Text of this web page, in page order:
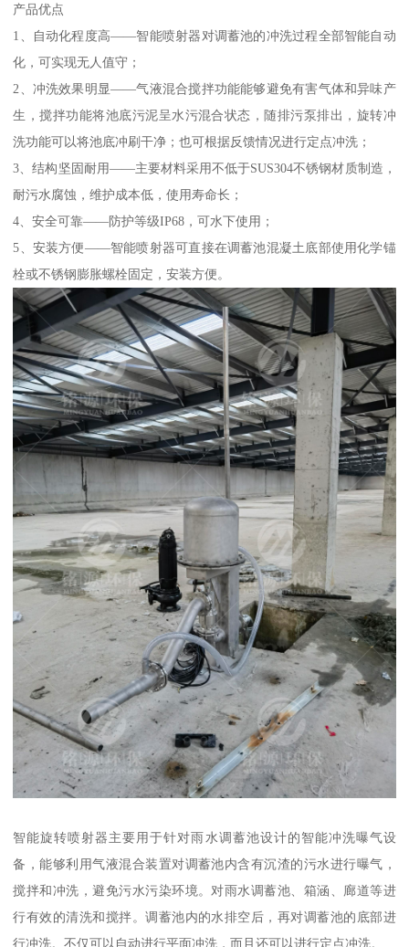
产品优点
1、自动化程度高——智能喷射器对调蓄池的冲洗过程全部智能自动
化，可实现无人值守；
2、冲洗效果明显——气液混合搅拌功能能够避免有害气体和异味产
生，搅拌功能将池底污泥呈水污混合状态，随排污泵排出，旋转冲
洗功能可以将池底冲刷干净；也可根据反馈情况进行定点冲洗；
3、结构坚固耐用——主要材料采用不低于SUS304不锈钢材质制造，
耐污水腐蚀，维护成本低，使用寿命长；
4、安全可靠——防护等级IP68，可水下使用；
5、安装方便——智能喷射器可直接在调蓄池混凝土底部使用化学锚
栓或不锈钢膨胀螺栓固定，安装方便。
智能旋转喷射器主要用于针对雨水调蓄池设计的智能冲洗曝气设
备，能够利用气液混合装置对调蓄池内含有沉渣的污水进行曝气，
搅拌和冲洗，避免污水污染环境。对雨水调蓄池、箱涵、廊道等进
行有效的清洗和搅拌。调蓄池内的水排空后，再对调蓄池的底部进
行冲洗。不仅可以自动进行平面冲洗，而且还可以进行定点冲洗。